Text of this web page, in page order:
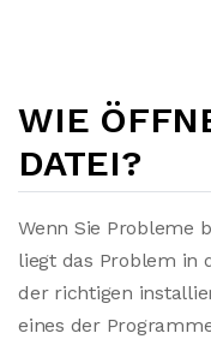
WIE
DATEI?
Wenn Sie Probleme
liegt das Problem in
der richtigen
eines der